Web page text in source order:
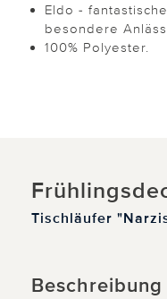
Eldo -
besondere
100% Polyester.
Tischläufer
Beschreibung